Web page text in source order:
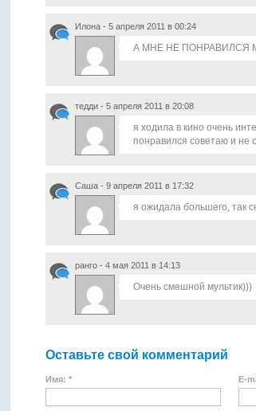
Илона - 5 апреля 2011 в 00:24
А МНЕ НЕ ПОНРАВИЛСЯ
тедди - 5 апреля 2011 в 20:08
я ходила в кино очень
понравился советаю и не
Саша - 9 апреля 2011 в 17:32
я ожидала большего, так
ранго - 4 мая 2011 в 14:13
Очень смешной мультик)))
Оставьте свой комментарий
Имя: *
E-